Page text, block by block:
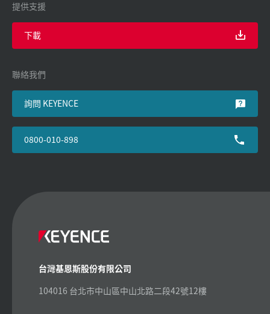
提供支援
下載
聯絡我們
詢問 KEYENCE
0800-010-898
台灣基恩斯股份有限公司
104016 台北市中山區中山北路二段42號12樓